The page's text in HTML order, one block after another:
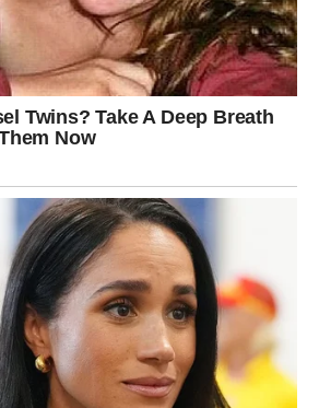
u nogama nije samo lokalni
arterija uvelike povećava rizik
srca, koja je i dalje vodeći uzrok
naslage u arterijama nogu često su
odvijaju i u krvnim žilama koje
na nogama mogu biti
od srčanog udara ili moždanog